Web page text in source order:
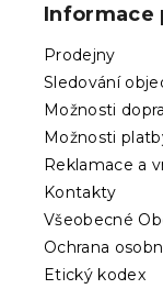
Informace
Prodejny
Sledování
Možnosti
Možnosti
Reklamace a
Kontakty
Všeobecné
Ochrana
Etický kodex